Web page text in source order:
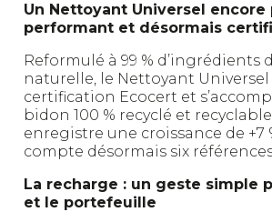
Un Nettoyant Universel encore
performant et désormais
Reformulé à 99 % d’ingrédients
naturelle, le Nettoyant Universel
certification Ecocert et
bidon 100 % recyclé et
enregistre une croissance de +7
compte désormais six
La recharge : un geste simple
et le portefeuille